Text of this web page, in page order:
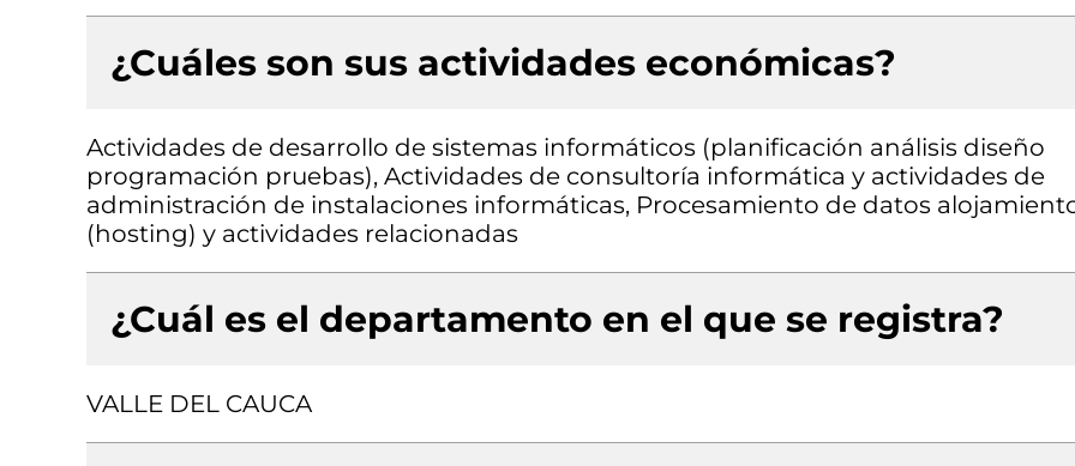
¿Cuáles son sus actividades económicas?
Actividades de desarrollo de sistemas informáticos (planificación análisis diseño
programación pruebas), Actividades de consultoría informática y actividades de
administración de instalaciones informáticas, Procesamiento de datos
(hosting) y actividades relacionadas
¿Cuál es el departamento en el que se registra?
VALLE DEL CAUCA